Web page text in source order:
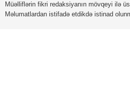
Müəlliflərin fikri redaksiyanın mövqeyi ilə
Məlumatlardan istifadə etdikdə istinad